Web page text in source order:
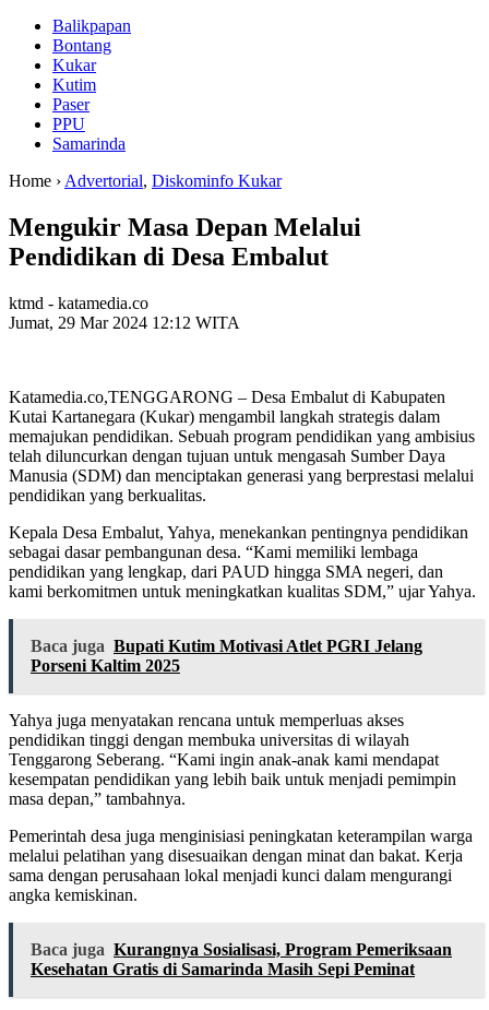
Balikpapan
Bontang
Kukar
Kutim
Paser
PPU
Samarinda
Home › Advertorial, Diskominfo Kukar
Mengukir Masa Depan Melalui
Pendidikan di Desa Embalut
ktmd - katamedia.co
Jumat, 29 Mar 2024 12:12 WITA
Katamedia.co,TENGGARONG – Desa Embalut di Kabupaten
Kutai Kartanegara (Kukar) mengambil langkah strategis dalam
memajukan pendidikan. Sebuah program pendidikan yang ambisius
telah diluncurkan dengan tujuan untuk mengasah Sumber Daya
Manusia (SDM) dan menciptakan generasi yang berprestasi melalui
pendidikan yang berkualitas.
Kepala Desa Embalut, Yahya, menekankan pentingnya pendidikan
sebagai dasar pembangunan desa. “Kami memiliki lembaga
pendidikan yang lengkap, dari PAUD hingga SMA negeri, dan
kami berkomitmen untuk meningkatkan kualitas SDM,” ujar Yahya.
Baca juga Bupati Kutim Motivasi Atlet PGRI Jelang
Porseni Kaltim 2025
Yahya juga menyatakan rencana untuk memperluas akses
pendidikan tinggi dengan membuka universitas di wilayah
Tenggarong Seberang. “Kami ingin anak-anak kami mendapat
kesempatan pendidikan yang lebih baik untuk menjadi pemimpin
masa depan,” tambahnya.
Pemerintah desa juga menginisiasi peningkatan keterampilan warga
melalui pelatihan yang disesuaikan dengan minat dan bakat. Kerja
sama dengan perusahaan lokal menjadi kunci dalam mengurangi
angka kemiskinan.
Baca juga Kurangnya Sosialisasi, Program Pemeriksaan
Kesehatan Gratis di Samarinda Masih Sepi Peminat